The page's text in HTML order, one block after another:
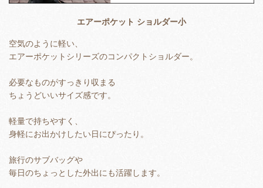
エアーポケット ショルダー小
空気のように軽い、
エアーポケットシリーズのコンパクトショルダー。
必要なものがすっきり収まる
ちょうどいいサイズ感です。
軽量で持ちやすく、
身軽にお出かけしたい日にぴったり。
旅行のサブバッグや
毎日のちょっとした外出にも活躍します。